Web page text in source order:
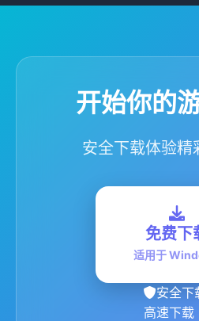
开始你的
安全下载体验精
免费下
适用于
安全下
高速下载